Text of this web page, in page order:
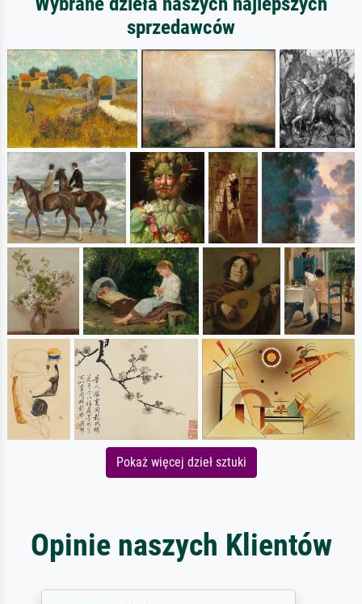
sprzedawców
Pokaż więcej dzieł sztuki
Opinie naszych Klientów